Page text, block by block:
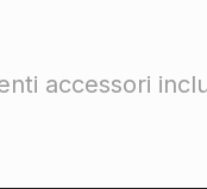
accessori